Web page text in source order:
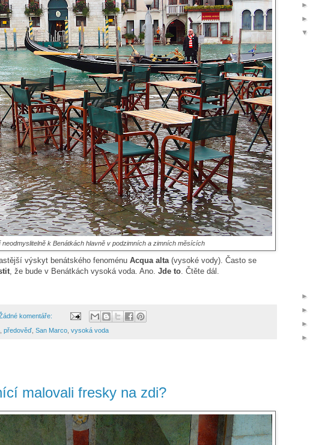
neodmyslitelně k Benátkách hlavně v podzimních a zimních měsících
výskyt benátského fenoménu Acqua alta(vysoké vody). Často se
, že bude v Benátkách vysoká voda. Ano. Jde to. Čtěte dál.
komentáře:
předověď, San Marco, vysoká voda
malovali fresky na zdi?
►
►
▼
►
►
►
►